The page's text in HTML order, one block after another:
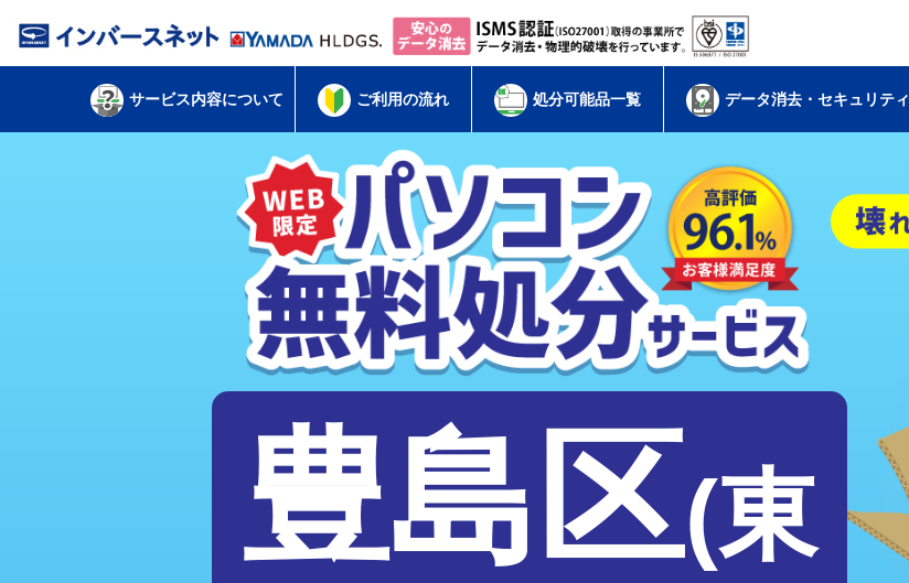
豊島区(東
サービス内容について ご利用の流れ 処分可能品一覧 データ消去・セキュリティ